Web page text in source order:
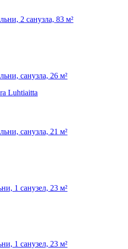
2 санузла, 83 м²
санузла, 26 м²
санузла, 21 м²
1 санузел, 23 м²
1 санузел, 23 м²